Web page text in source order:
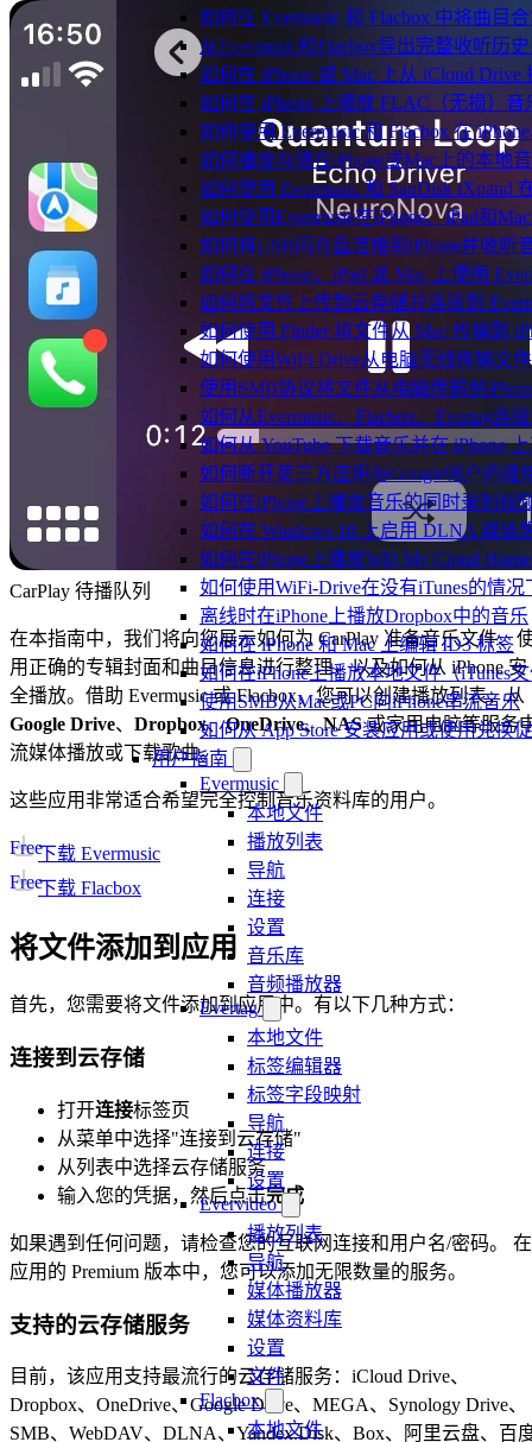
如何在 Evermusic 和 Flacbox 中将曲目
从Evermusic和Flacbox导出完整收听历
如何在 iPhone 或 Mac 上从 iCloud Drive
如何在 iPhone 上播放 FLAC（无损）音
如何使用 Evermusic 和 Flacbox 在
如何播放存储在iPhone或Mac上的本地
如何使用 Evermusic 和 SanDisk iXpand
如何使用Evermusic在iPhone、iPad和
如何将USB闪存盘连接到iPhone并收听
如何在 iPhone、iPad 或 Mac 上使用
如何将文件上传到云存储并连接到
如何使用 Finder 将文件从 Mac 传输到
如何使用WiFi-Drive从电脑无线传输文件
使用SMB协议将文件从电脑传输到
如何从Evermusic、Flacbox、Evertag连
如何从 YouTube 下载音乐并在 iPhone
如何断开第三方应用与Google帐户的连
如何在iPhone上播放音乐的同时录制视
如何在 Windows 10 上启用 DLNA 媒体
如何在iPhone上播放WD My Cloud
如何使用WiFi-Drive在没有iTunes的情
离线时在iPhone上播放Dropbox中的音乐
如何在 iPhone 和 Mac 上编辑 ID3 标签
如何在iPhone上播放本地文件（iTunes
使用SMB从Mac或PC向iPhone串流音乐
如何从 App Store 安装应用或使用兑换
用户指南
Evermusic
本地文件
播放列表
导航
连接
设置
音乐库
音频播放器
Evertag
本地文件
标签编辑器
标签字段映射
导航
连接
设置
Evervideo
播放列表
导航
媒体播放器
媒体资料库
设置
文件
Flacbox
本地文件
CarPlay 待播队列
在本指南中，我们将向您展示如何为 CarPlay 准备音乐文件、
用正确的专辑封面和曲目信息进行整理，以及如何从 iPhone 安
全播放。借助 Evermusic 或 Flacbox，您可以创建播放列表，从
Google Drive、 Dropbox、OneDrive、NAS或家用电脑等服务
流媒体播放或下载歌曲。
这些应用非常适合希望完全控制音乐资料库的用户。
下载 Evermusic
Free
下载 Flacbox
Free
将文件添加到应用
首先，您需要将文件添加到应用中。有以下几种方式：
连接到云存储
打开连接标签页
从菜单中选择"连接到云存储"
从列表中选择云存储服务
输入您的凭据，然后点击完成
如果遇到任何问题，请检查您的互联网连接和用户名/密码。 在
应用的 Premium 版本中，您可以添加无限数量的服务。
支持的云存储服务
目前，该应用支持最流行的云存储服务：iCloud Drive、
Dropbox、OneDrive、Google Drive、MEGA、Synology Drive、
SMB、WebDAV、DLNA、Yandex.Disk、Box、阿里云盘、百